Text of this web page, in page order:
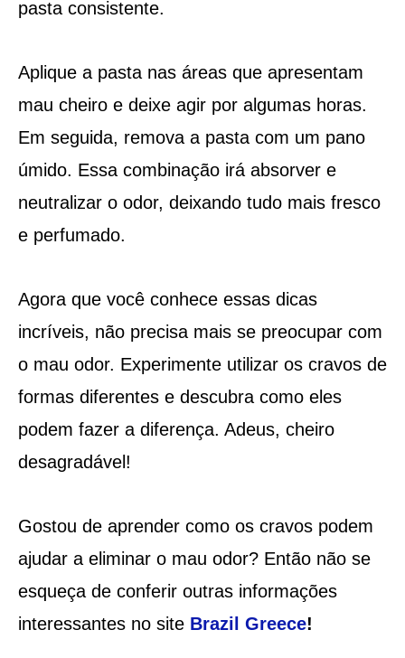
pasta consistente.
Aplique a pasta nas áreas que apresentam
mau cheiro e deixe agir por algumas horas.
Em seguida, remova a pasta com um pano
úmido. Essa combinação irá absorver e
neutralizar o odor, deixando tudo mais fresco
e perfumado.
Agora que você conhece essas dicas
incríveis, não precisa mais se preocupar com
o mau odor. Experimente utilizar os cravos de
formas diferentes e descubra como eles
podem fazer a diferença. Adeus, cheiro
desagradável!
Gostou de aprender como os cravos podem
ajudar a eliminar o mau odor? Então não se
esqueça de conferir outras informações
interessantes no site Brazil Greece!